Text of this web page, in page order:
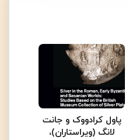
پاول کرادووک و جانت
لانگ (ویراستاران)،